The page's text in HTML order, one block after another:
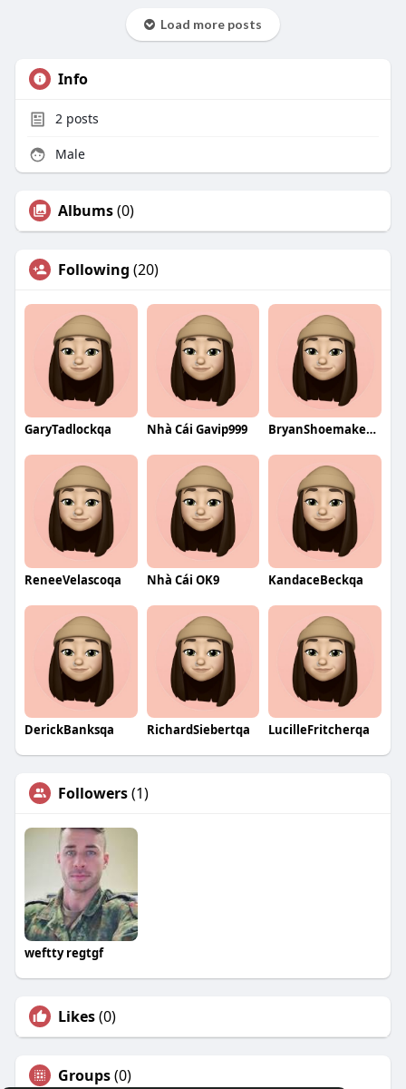
Load more posts
Info
2posts
Male
Albums(0)
Following (20)
GaryTadlockqa Nhà Cái Gavip999 BryanShoemakerqa
ReneeVelascoqa Nhà Cái OK9 KandaceBeckqa
DerickBanksqa RichardSiebertqa LucilleFritcherqa
Followers(1)
weftty regtgf
Likes(0)
Groups(0)